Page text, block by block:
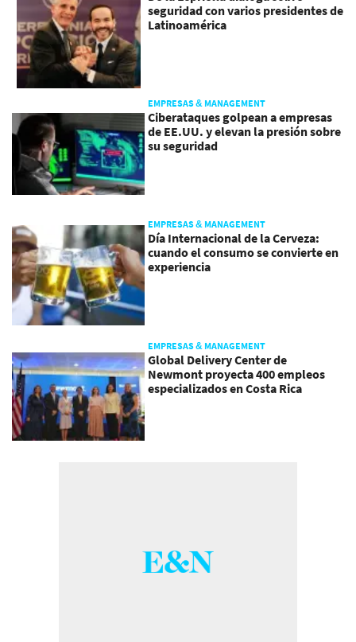
seguridad con varios presidentes de
Latinoamérica
EMPRESAS & MANAGEMENT
Ciberataques golpean a empresas
de EE.UU. y elevan la presión sobre
su seguridad
EMPRESAS & MANAGEMENT
Día Internacional de la Cerveza:
cuando el consumo se convierte en
experiencia
EMPRESAS & MANAGEMENT
Global Delivery Center de
Newmont proyecta 400 empleos
especializados en Costa Rica